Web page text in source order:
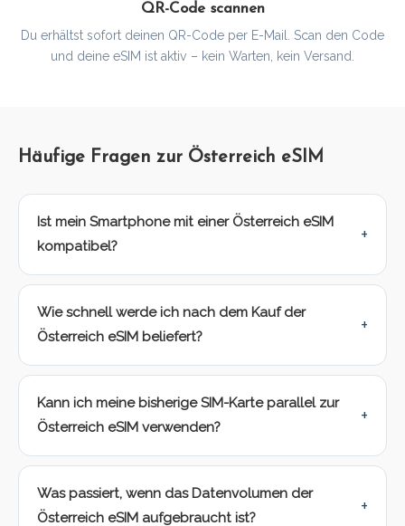
QR-Code scannen
Du erhältst sofort deinen QR-Code per E-Mail. Scan den Code
und deine eSIM ist aktiv – kein Warten, kein Versand.
Häufige Fragen zur Österreich eSIM
Ist mein Smartphone mit einer Österreich eSIM
kompatibel?
Wie schnell werde ich nach dem Kauf der
Österreich eSIM beliefert?
Kann ich meine bisherige SIM-Karte parallel zur
Österreich eSIM verwenden?
Was passiert, wenn das Datenvolumen der
Österreich eSIM aufgebraucht ist?